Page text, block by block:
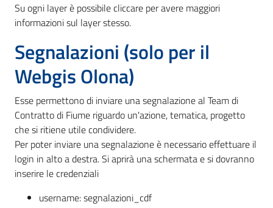
Su ogni layer è possibile cliccare per avere maggiori
informazioni sul layer stesso.
Segnalazioni (solo per il
Webgis Olona)
Esse permettono di inviare una segnalazione al Team di
Contratto di Fiume riguardo un'azione, tematica, progetto
che si ritiene utile condividere.
Per poter inviare una segnalazione è necessario effettuare il
login in alto a destra. Si aprirà una schermata e si dovranno
inserire le credenziali
username: segnalazioni_cdf